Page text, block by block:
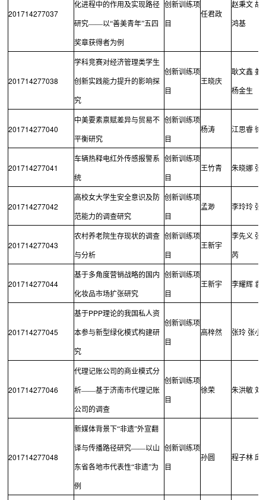
201714277037
化进程中的作用及实现路径
研究——以“善美青年”五四
奖章获得者为例
创新训练项
目
任君政
赵秉文 胡
鸿基
201714277038
学科竞赛对经济管理类学生
创新实践能力提升的影响探
究
创新训练项
目
王晓庆
耿文鑫 姜
杨金生
201714277040
中美要素禀赋差异与贸易不
平衡研究
创新训练项
目
杨涛 江思睿 徐
201714277041
车辆热释电红外传感报警系
统
创新训练项
目
王竹青 朱晓娜 张
201714277042
高校女大学生安全意识及防
范能力的调查研究
创新训练项
目
孟渺 李玲玲 张
201714277043
农村养老院生存现状的调查
与分析
创新训练项
目
王新宇
李先义 张
芮
201714277044
基于多角度营销战略的国内
化妆品市场扩张研究
创新训练项
目
王新宇 李耀辉 袁
201714277045
基于PPP理论的我国私人资
本参与新型绿化模式构建研
究
创新训练项
目
高梓然 张玲 张小
201714277046
代理记账公司的商业模式分
析——基于济南市代理记账
公司的调查
创新训练项
目
徐荣 朱洪敏 刘
201714277048
新媒体背景下“非遗”外宣翻
译与传播路径研究——以山
东省各地市代表性“非遗”为
例
创新训练项
目
孙圆 程子林 邱